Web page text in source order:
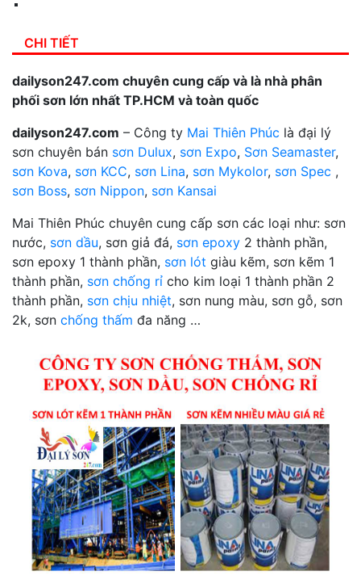
CHI TIẾT
dailyson247.com chuyên cung cấp và là nhà phân
phối sơn lớn nhất TP.HCM và toàn quốc
dailyson247.com – Công ty Mai Thiên Phúc là đại lý
sơn chuyên bán sơn Dulux, sơn Expo, Sơn Seamaster,
sơn Kova, sơn KCC, sơn Lina, sơn Mykolor, sơn Spec ,
sơn Boss, sơn Nippon, sơn Kansai
Mai Thiên Phúc chuyên cung cấp sơn các loại như: sơn
nước, sơn dầu, sơn giả đá, sơn epoxy 2 thành phần,
sơn epoxy 1 thành phần, sơn lót giàu kẽm, sơn kẽm 1
thành phần, sơn chống rỉ cho kim loại 1 thành phần 2
thành phần, sơn chịu nhiệt, sơn nung màu, sơn gỗ, sơn
2k, sơn chống thấm đa năng …